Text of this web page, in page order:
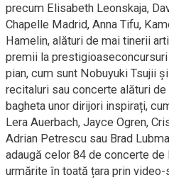
precum Elisabeth Leonskaja,
Chapelle Madrid, Anna Tifu,
Hamelin, alături de mai tinerii
premii la
pian, cum sunt Nobuyuki Tsujii
recitaluri sau concerte alături
bagheta unor dirijori inspirați,
Lera Auerbach, Jayce Ogren,
Adrian Petrescu sau Brad
adaugă celor 84 de concerte
urmărite în toată țara prin